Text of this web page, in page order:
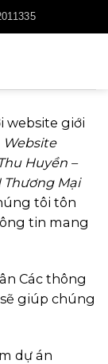
website giới
Website
Huyền –
Thương Mại
tôi tôn
tin mang
Các thông
giúp chúng
dự án